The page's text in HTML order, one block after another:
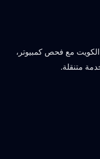
مع فحص كمبيوتر،
متنقلة.